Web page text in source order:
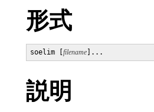
形式
soelim [ filename ]...
説明